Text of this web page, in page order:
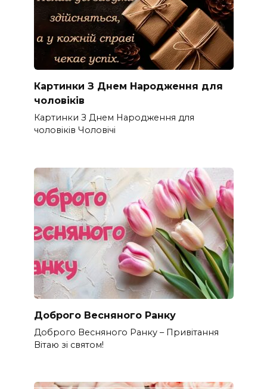
Картинки З Днем Народження для
чоловіків​
Картинки З Днем Народження для
чоловіків​ Чоловічі
Доброго Весняного Ранку
Доброго Весняного Ранку – Привітання
Вітаю зі святом!